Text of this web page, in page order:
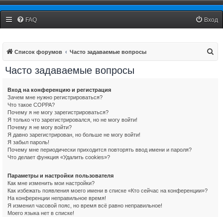
FAQ Вход
Список форумов Часто задаваемые вопросы
Часто задаваемые вопросы
Вход на конференцию и регистрация
Зачем мне нужно регистрироваться?
Что такое COPPA?
Почему я не могу зарегистрироваться?
Я только что зарегистрировался, но не могу войти!
Почему я не могу войти?
Я давно зарегистрирован, но больше не могу войти!
Я забыл пароль!
Почему мне периодически приходится повторять ввод имени и пароля?
Что делает функция «Удалить cookies»?
Параметры и настройки пользователя
Как мне изменить мои настройки?
Как избежать появления моего имени в списке «Кто сейчас на конференции»?
На конференции неправильное время!
Я изменил часовой пояс, но время всё равно неправильное!
Моего языка нет в списке!